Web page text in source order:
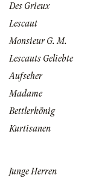
Des Grieux
Lescaut
Monsieur G. M.
Lescauts Geliebte
Aufseher
Madame
Bettlerkönig
Kurtisanen
Junge Herren